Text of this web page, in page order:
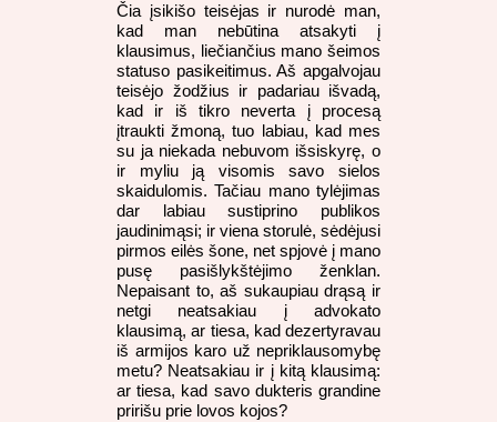
Čia įsikišo teisėjas ir nurodė man,
kad man nebūtina atsakyti į
klausimus, liečiančius mano šeimos
statuso pasikeitimus. Aš apgalvojau
teisėjo žodžius ir padariau išvadą,
kad ir iš tikro neverta į procesą
įtraukti žmoną, tuo labiau, kad mes
su ja niekada nebuvom išsiskyrę, o
ir myliu ją visomis savo sielos
skaidulomis. Tačiau mano tylėjimas
dar labiau sustiprino publikos
jaudinimąsi; ir viena storulė, sėdėjusi
pirmos eilės šone, net spjovė į mano
pusę pasišlykštėjimo ženklan.
Nepaisant to, aš sukaupiau drąsą ir
netgi neatsakiau į advokato
klausimą, ar tiesa, kad dezertyravau
iš armijos karo už nepriklausomybę
metu? Neatsakiau ir į kitą klausimą:
ar tiesa, kad savo dukteris grandine
pririšu prie lovos kojos?